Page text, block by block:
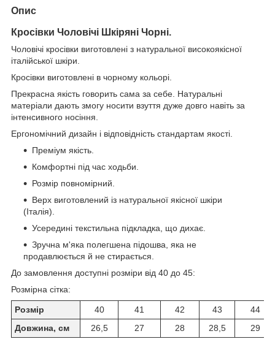
Опис
Кросівки Чоловічі Шкіряні Чорні.
Чоловічі кросівки виготовлені з натуральної високоякісної
італійської шкіри.
Кросівки виготовлені в чорному кольорі.
Прекрасна якість говорить сама за себе. Натуральні
матеріали дають змогу носити взуття дуже довго навіть за
інтенсивного носіння.
Ергономічний дизайн і відповідність стандартам якості.
Преміум якість.
Комфортні під час ходьби.
Розмір повномірний.
Верх виготовлений із натуральної якісної шкіри
(Італія).
Усередині текстильна підкладка, що дихає.
Зручна м'яка полегшена підошва, яка не
продавлюється й не стирається.
До замовлення доступні розміри від 40 до 45:
Розмірна сітка:
Розмір 40 41 42 43
44
Довжина, см
26,5 27 28 28,5 29